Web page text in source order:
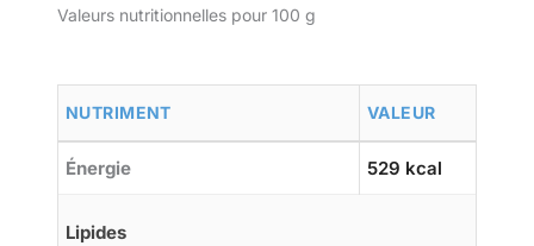
Valeurs nutritionnelles pour 100 g
NUTRIMENT VALEUR
Énergie 529 kcal
Lipides